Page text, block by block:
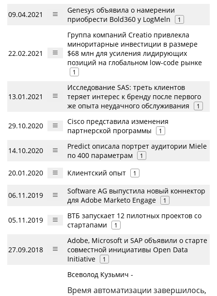
09.04.2021
Genesys объявила о намерении
приобрести Bold360 у LogMeln
1
22.02.2021
Группа компаний Creatio привлекла
миноритарные инвестиции в размере
$68 млн для усиления лидирующих
позиций на глобальном low-code рынке
1
13.01.2021
Исследование SAS: треть клиентов
теряет интерес к бренду после первого
же опыта неудачного обслуживания
1
29.10.2020
Cisco представила изменения
партнерской программы
1
14.10.2020
Predict описала портрет аудитории Miele
по 400 параметрам
1
20.01.2020 Клиентский опыт 1
06.11.2019
Software AG выпустила новый коннектор
для Adobe Marketo Engage
1
05.11.2019
ВТБ запускает 12 пилотных проектов со
стартапами
1
27.09.2018
Adobe, Microsoft и SAP объявили о старте
совместной инициативы Open Data
Initiative
1
Всеволод Кузьмич -
Время автоматизации завершилось,